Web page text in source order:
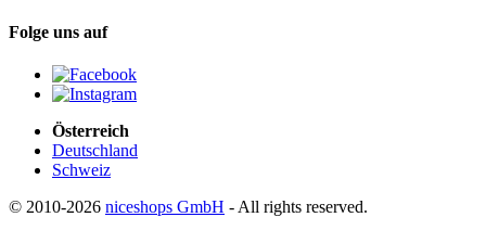
Folge uns auf
Österreich
Deutschland
Schweiz
© 2010-2026 niceshops GmbH - All rights reserved.